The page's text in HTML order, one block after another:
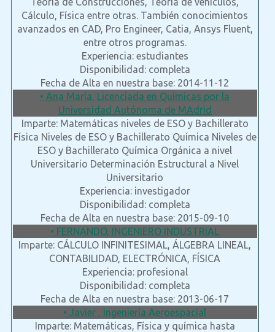
Cálculo, Física entre otras. También conocimientos
avanzados en CAD, Pro Engineer, Catia, Ansys Fluent,
entre otros programas.
Experiencia: estudiantes
Disponibilidad: completa
Fecha de Alta en nuestra base: 2014-11-12
• Ana María, Licenciada en Químicas por la
Universidad Autónoma de MAdrid
Imparte: Matemáticas niveles de ESO y Bachillerato
Física Niveles de ESO y Bachillerato Química Niveles de
ESO y Bachillerato Química Orgánica a nivel
Universitario Determinación Estructural a Nivel
Universitario
Experiencia: investigador
Disponibilidad: completa
Fecha de Alta en nuestra base: 2015-09-10
• FERNANDO, INGENIERO INDUSTRIAL
Imparte: CÁLCULO INFINITESIMAL, ÁLGEBRA LINEAL,
CONTABILIDAD, ELECTRÓNICA, FÍSICA
Experiencia: profesional
Disponibilidad: completa
Fecha de Alta en nuestra base: 2013-06-17
• Javier , Ingeniería Aeroespacial
Imparte: Matemáticas, Física y química hasta